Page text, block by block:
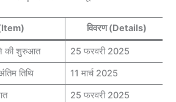
विवरण (Details)
की शुरुआत
25 फरवरी 2025
तिथि
11 मार्च 2025
25 फरवरी 2025